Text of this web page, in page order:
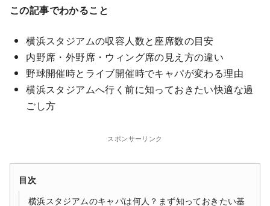
この記事でわかること
横浜スタジアムの収容人数と座席数の目安
内野席・外野席・ウィング席の見え方の違い
野球開催時とライブ開催時でキャパが変わる理由
横浜スタジアムへ行く前に知っておきたい快適な過
ごし方
スポンサーリンク
目次
横浜スタジアムのキャパは何人？まず知っておきたい基